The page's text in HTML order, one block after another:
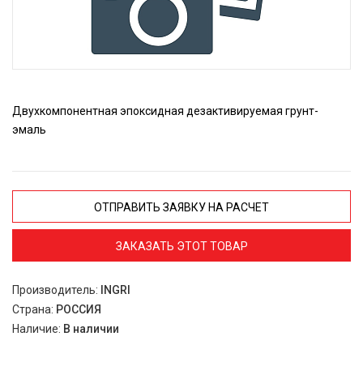
Двухкомпонентная эпоксидная дезактивируемая грунт-
эмаль
ОТПРАВИТЬ ЗАЯВКУ НА РАСЧЕТ
ЗАКАЗАТЬ ЭТОТ ТОВАР
Производитель:
INGRI
Страна: РОССИЯ
Наличие: В наличии